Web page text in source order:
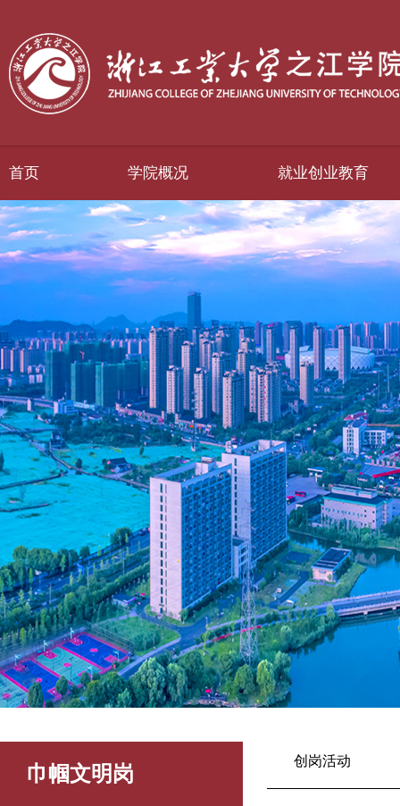
首页 学院概况 就业创业教育
巾帼文明岗
创岗活动